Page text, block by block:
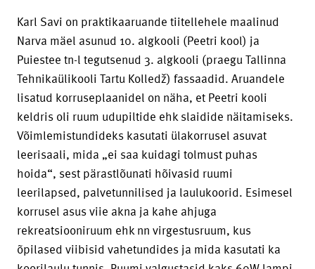
Karl Savi on praktikaaruande tiitellehele maalinud
Narva mäel asunud 10. algkooli (Peetri kool) ja
Puiestee tn-l tegutsenud 3. algkooli (praegu Tallinna
Tehnikaülikooli Tartu Kolledž) fassaadid. Aruandele
lisatud korruseplaanidel on näha, et Peetri kooli
keldris oli ruum udupiltide ehk slaidide näitamiseks.
Võimlemistundideks kasutati ülakorrusel asuvat
leerisaali, mida „ei saa kuidagi tolmust puhas
hoida“, sest pärastlõunati hõivasid ruumi
leerilapsed, palvetunnilised ja laulukoorid. Esimesel
korrusel asus viie akna ja kahe ahjuga
rekreatsiooniruum ehk nn virgestusruum, kus
õpilased viibisid vahetundides ja mida kasutati ka